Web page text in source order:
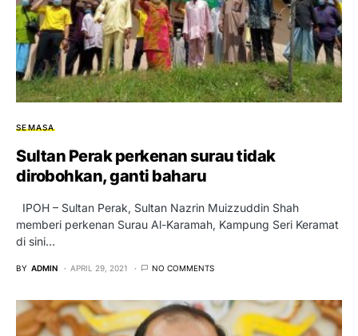
SEMASA
Sultan Perak perkenan surau tidak
dirobohkan, ganti baharu
IPOH – Sultan Perak, Sultan Nazrin Muizzuddin Shah
memberi perkenan Surau Al-Karamah, Kampung Seri Keramat
di sini…
BY ADMIN APRIL 29, 2021 NO COMMENTS